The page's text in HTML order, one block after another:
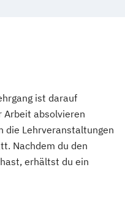
Ausbildung
ist darauf
Arbeit absolvieren
die Lehrveranstaltungen
Nachdem du den
erhältst du ein